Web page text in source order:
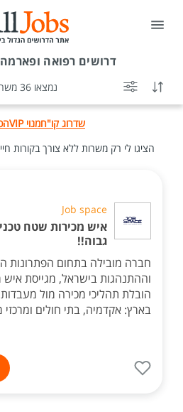
דרושים רפואה ופארמה
נמצאו 36 משרות
שדרוג קו"חמנוי VIP
הציגו לי רק משרות ללא צורך בקורות
Job space
איש מכירות שטח
גבוה!!
חברה מובילה בתחום הפתרונות
וההתנהגות בישראל, מגייסת איש
הובלת תהליכי מכירה מול
בארץ: אקדמיה, בתי חולים